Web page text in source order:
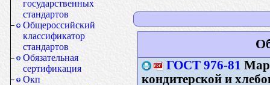
государственных
стандартов
Общероссийский
классификатор
стандартов
Обязательная
сертификация
Окп
ГОСТ 976-81
кондитерской и